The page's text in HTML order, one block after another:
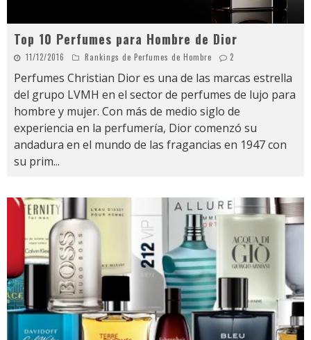
Top 10 Perfumes para Hombre de Dior
11/12/2016 Rankings de Perfumes de Hombre 2
Perfumes Christian Dior es una de las marcas estrella
del grupo LVMH en el sector de perfumes de lujo para
hombre y mujer. Con más de medio siglo de
experiencia en la perfumería, Dior comenzó su
andadura en el mundo de las fragancias en 1947 con
su prim...